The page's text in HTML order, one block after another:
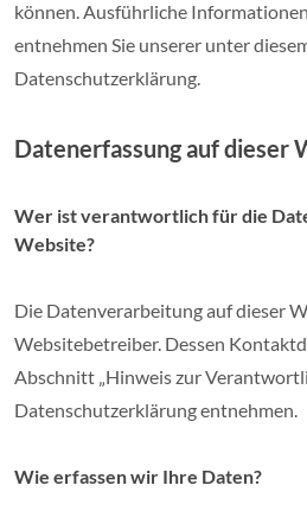
können. Ausführliche
entnehmen Sie unserer unter
Datenschutzerklärung.
Datenerfassung auf dieser
Wer ist verantwortlich für die
Website?
Die Datenverarbeitung auf dieser
Websitebetreiber. Dessen
Abschnitt „Hinweis zur
Datenschutzerklärung entnehmen.
Wie erfassen wir Ihre Daten?